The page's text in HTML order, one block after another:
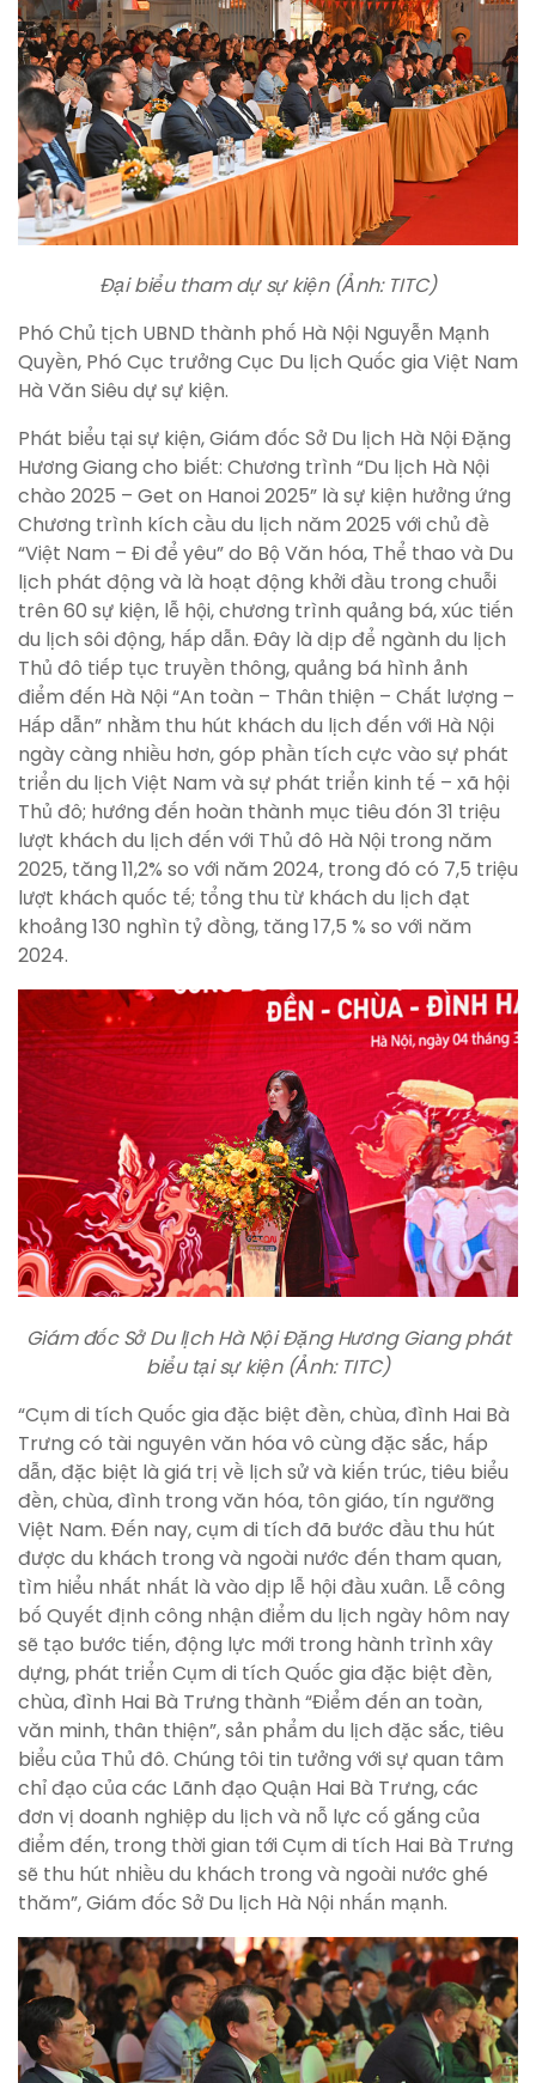
Đại biểu tham dự sự kiện (Ảnh: TITC)
Phó Chủ tịch UBND thành phố Hà Nội Nguyễn Mạnh
Quyền, Phó Cục trưởng Cục Du lịch Quốc gia Việt Nam
Hà Văn Siêu dự sự kiện.
Phát biểu tại sự kiện, Giám đốc Sở Du lịch Hà Nội Đặng
Hương Giang cho biết: Chương trình “Du lịch Hà Nội
chào 2025 – Get on Hanoi 2025” là sự kiện hưởng ứng
Chương trình kích cầu du lịch năm 2025 với chủ đề
“Việt Nam – Đi để yêu” do Bộ Văn hóa, Thể thao và Du
lịch phát động và là hoạt động khởi đầu trong chuỗi
trên 60 sự kiện, lễ hội, chương trình quảng bá, xúc tiến
du lịch sôi động, hấp dẫn. Đây là dịp để ngành du lịch
Thủ đô tiếp tục truyền thông, quảng bá hình ảnh
điểm đến Hà Nội “An toàn – Thân thiện – Chất lượng –
Hấp dẫn” nhằm thu hút khách du lịch đến với Hà Nội
ngày càng nhiều hơn, góp phần tích cực vào sự phát
triển du lịch Việt Nam và sự phát triển kinh tế – xã hội
Thủ đô; hướng đến hoàn thành mục tiêu đón 31 triệu
lượt khách du lịch đến với Thủ đô Hà Nội trong năm
2025, tăng 11,2% so với năm 2024, trong đó có 7,5 triệu
lượt khách quốc tế; tổng thu từ khách du lịch đạt
khoảng 130 nghìn tỷ đồng, tăng 17,5 % so với năm
2024.
Giám đốc Sở Du lịch Hà Nội Đặng Hương Giang phát
biểu tại sự kiện (Ảnh: TITC)
“Cụm di tích Quốc gia đặc biệt đền, chùa, đình Hai Bà
Trưng có tài nguyên văn hóa vô cùng đặc sắc, hấp
dẫn, đặc biệt là giá trị về lịch sử và kiến trúc, tiêu biểu
đền, chùa, đình trong văn hóa, tôn giáo, tín ngưỡng
Việt Nam. Đến nay, cụm di tích đã bước đầu thu hút
được du khách trong và ngoài nước đến tham quan,
tìm hiểu nhất nhất là vào dịp lễ hội đầu xuân. Lễ công
bố Quyết định công nhận điểm du lịch ngày hôm nay
sẽ tạo bước tiến, động lực mới trong hành trình xây
dựng, phát triển Cụm di tích Quốc gia đặc biệt đền,
chùa, đình Hai Bà Trưng thành “Điểm đến an toàn,
văn minh, thân thiện”, sản phẩm du lịch đặc sắc, tiêu
biểu của Thủ đô. Chúng tôi tin tưởng với sự quan tâm
chỉ đạo của các Lãnh đạo Quận Hai Bà Trưng, các
đơn vị doanh nghiệp du lịch và nỗ lực cố gắng của
điểm đến, trong thời gian tới Cụm di tích Hai Bà Trưng
sẽ thu hút nhiều du khách trong và ngoài nước ghé
thăm”, Giám đốc Sở Du lịch Hà Nội nhấn mạnh.